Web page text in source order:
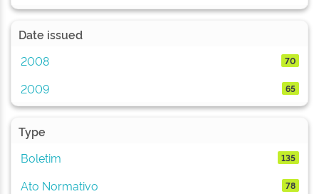
Date issued
2008
70
2009 65
Type
Boletim
135
Ato Normativo 78